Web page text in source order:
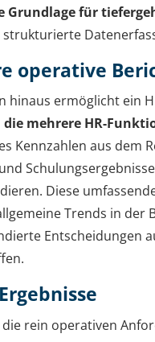
Grundlage für
strukturierte
operative
hinaus ermöglicht ein
mehrere HR-
Kennzahlen aus dem
Diese
Trends in der
Entscheidungen
die rein operativen